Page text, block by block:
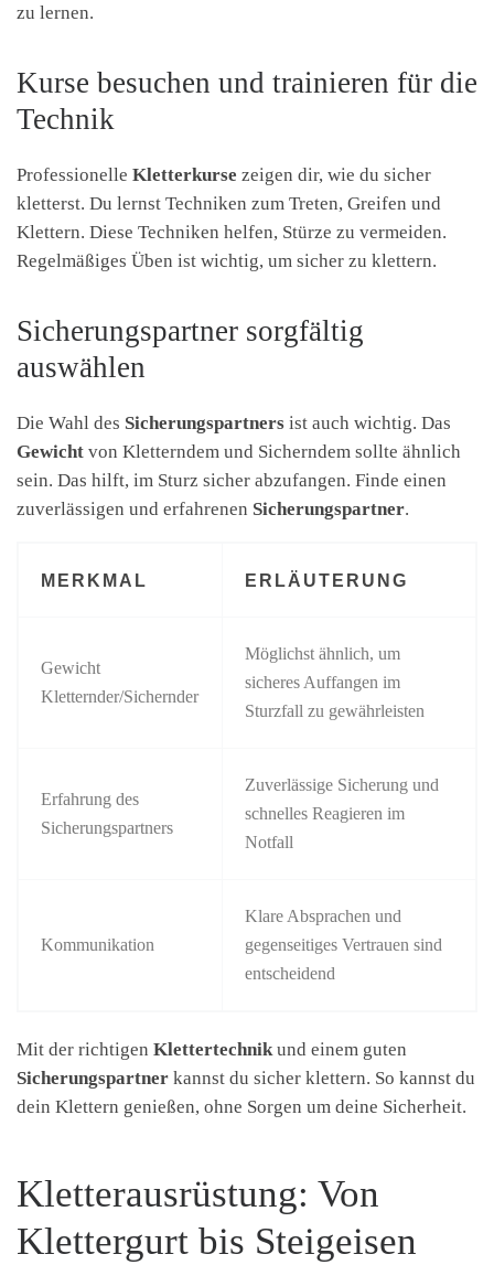
zu lernen.
Kurse besuchen und trainieren für die
Technik
Professionelle Kletterkurse zeigen dir, wie du sicher
kletterst. Du lernst Techniken zum Treten, Greifen und
Klettern. Diese Techniken helfen, Stürze zu vermeiden.
Regelmäßiges Üben ist wichtig, um sicher zu klettern.
Sicherungspartner sorgfältig
auswählen
Die Wahl des Sicherungspartners ist auch wichtig. Das
Gewicht von Kletterndem und Sicherndem sollte ähnlich
sein. Das hilft, im Sturz sicher abzufangen. Finde einen
zuverlässigen und erfahrenen Sicherungspartner.
MERKMAL ERLÄUTERUNG
Gewicht
Kletternder/Sichernder
Möglichst ähnlich, um
sicheres Auffangen im
Sturzfall zu gewährleisten
Erfahrung des
Sicherungspartners
Zuverlässige Sicherung und
schnelles Reagieren im
Notfall
Kommunikation
Klare Absprachen und
gegenseitiges Vertrauen sind
entscheidend
Mit der richtigen Klettertechnikund einem guten
Sicherungspartner kannst du sicher klettern. So kannst du
dein Klettern genießen, ohne Sorgen um deine Sicherheit.
Kletterausrüstung: Von
Klettergurt bis Steigeisen